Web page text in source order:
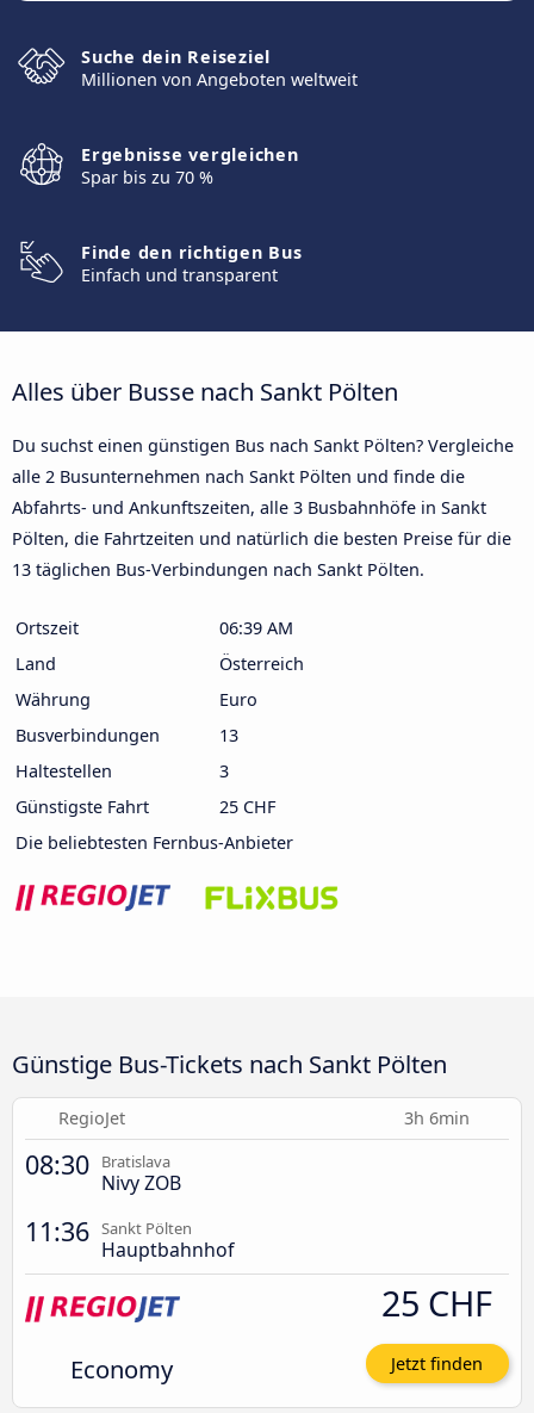
Suche dein Reiseziel
Millionen von Angeboten weltweit
Ergebnisse vergleichen
Spar bis zu 70 %
Finde den richtigen Bus
Einfach und transparent
Alles über Busse nach Sankt Pölten
Du suchst einen günstigen Bus nach Sankt Pölten? Vergleiche
alle 2 Busunternehmen nach Sankt Pölten und finde die
Abfahrts- und Ankunftszeiten, alle 3 Busbahnhöfe in Sankt
Pölten, die Fahrtzeiten und natürlich die besten Preise für die
13 täglichen Bus-Verbindungen nach Sankt Pölten.
Ortszeit
06:39 AM
Land
Österreich
Währung
Euro
Busverbindungen
13
Haltestellen
3
Günstigste Fahrt
25 CHF
Die beliebtesten Fernbus-Anbieter
Günstige Bus-Tickets nach Sankt Pölten
RegioJet 3h 6min
08:30 Bratislava
Nivy ZOB
11:36 Sankt Pölten
Hauptbahnhof
Economy
25 CHF
Jetzt finden